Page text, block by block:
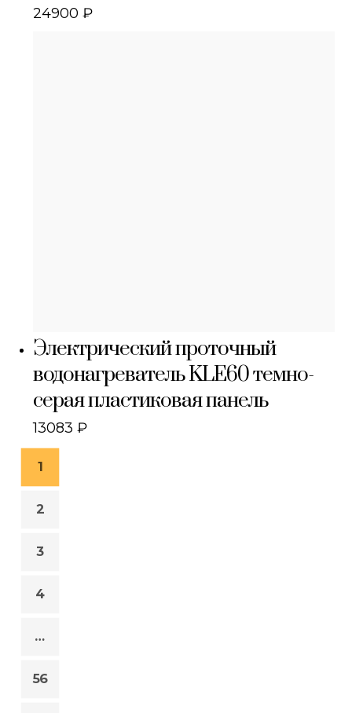
24900₽
Электрический проточный
водонагреватель KLE60 темно-
серая пластиковая панель
13083₽
1
2
3
4
…
56